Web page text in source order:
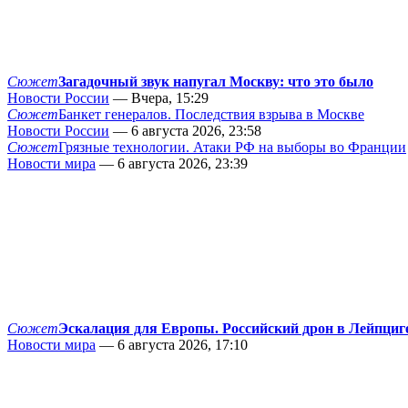
СюжетЗагадочный звук напугал Москву: что это было
Новости России — Вчера, 15:29
СюжетБанкет генералов. Последствия взрыва в Москве
Новости России — 6 августа 2026, 23:58
СюжетГрязные технологии. Атаки РФ на выборы во Франции
Новости мира — 6 августа 2026, 23:39
СюжетЭскалация для Европы. Российский дрон в
Новости мира — 6 августа 2026, 17:10